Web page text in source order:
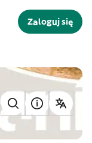
Zaloguj się